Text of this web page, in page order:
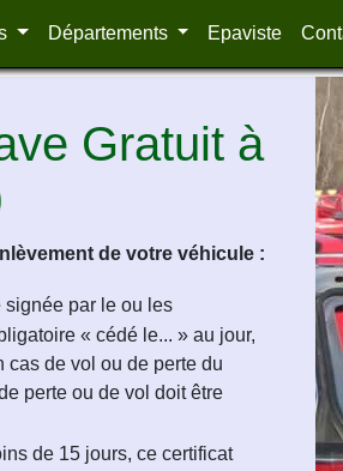
Départements Epaviste
Gratuit à
de votre véhicule :
signée par le ou les
« cédé le... » au jour,
cas de vol ou de perte du
perte ou de vol doit être
de 15 jours, ce certificat